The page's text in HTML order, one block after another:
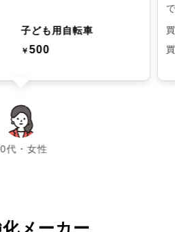
子ども用自転車
￥500
代・女性
chevron_left chevron_right
メーカー